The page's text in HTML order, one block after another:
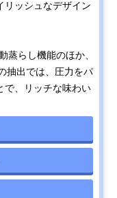
リッシュなデザイン
蒸らし機能のほか、
抽出では、圧力をパ
で、リッチな味わい